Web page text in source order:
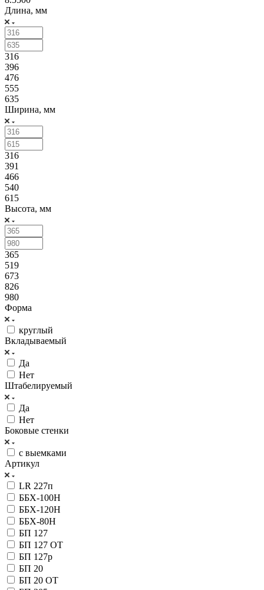
8.5500
Длина, мм
316
396
476
555
635
Ширина, мм
316
391
466
540
615
Высота, мм
365
519
673
826
980
Форма
круглый
Вкладываемый
Да
Нет
Штабелируемый
Да
Нет
Боковые стенки
с выемками
Артикул
LR 227п
ББХ-100Н
ББХ-120Н
ББХ-80Н
БП 127
БП 127 OT
БП 127р
БП 20
БП 20 OT